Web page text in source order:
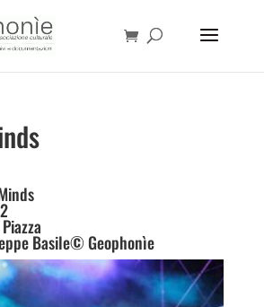
Basile© Geophonìe